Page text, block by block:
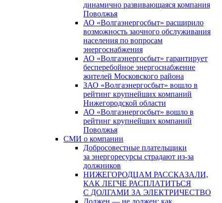
динамично развивающаяся компания
Поволжья
АО «Волгаэнергосбыт» расширило
возможность заочного обслуживания
населения по вопросам
энергоснабжения
АО «Волгаэнергосбыт» гарантирует
бесперебойное энергоснабжение
жителей Московского района
ЗАО «Волгаэнергосбыт» вошло в
рейтинг крупнейших компаний
Нижегородской области
АО «Волгаэнергосбыт» вошло в
рейтинг крупнейших компаний
Поволжья
СМИ о компании
Добросовестные плательщики
за энергоресурсы страдают из-за
должников
НИЖЕГОРОДЦАМ РАССКАЗАЛИ,
КАК ЛЕГЧЕ РАСПЛАТИТЬСЯ
С ДОЛГАМИ ЗА ЭЛЕКТРИЧЕСТВО